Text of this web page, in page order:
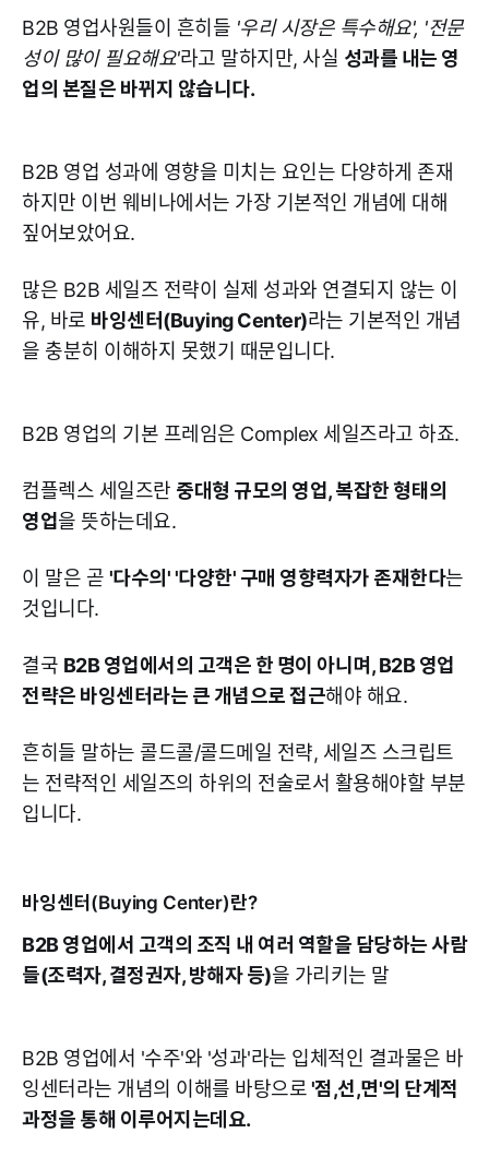
B2B 영업사원들이 흔히들 '우리 시장은 특수해요', '전문
성이 많이 필요해요'라고 말하지만, 사실 성과를 내는 영
업의 본질은 바뀌지 않습니다.
B2B 영업 성과에 영향을 미치는 요인는 다양하게 존재
하지만 이번 웨비나에서는 가장 기본적인 개념에 대해
짚어보았어요.
많은 B2B 세일즈 전략이 실제 성과와 연결되지 않는 이
유, 바로 바잉센터(Buying Center)라는 기본적인 개념
을 충분히 이해하지 못했기 때문입니다.
B2B 영업의 기본 프레임은 Complex 세일즈라고 하죠.
컴플렉스 세일즈란 중대형 규모의 영업, 복잡한 형태의
영업을 뜻하는데요.
이 말은 곧 '다수의' '다양한' 구매 영향력자가 존재한다는
것입니다.
결국 B2B 영업에서의 고객은 한 명이 아니며, B2B 영업
전략은 바잉센터라는 큰 개념으로 접근해야 해요.
흔히들 말하는 콜드콜/콜드메일 전략, 세일즈 스크립트
는 전략적인 세일즈의 하위의 전술로서 활용해야할 부분
입니다.
바잉센터(Buying Center)란?
B2B 영업에서 고객의 조직 내 여러 역할을 담당하는 사람
들(조력자, 결정권자, 방해자 등)을 가리키는 말
B2B 영업에서 '수주'와 '성과'라는 입체적인 결과물은 바
잉센터라는 개념의 이해를 바탕으로'점,선,면'의 단계적
과정을 통해 이루어지는데요.